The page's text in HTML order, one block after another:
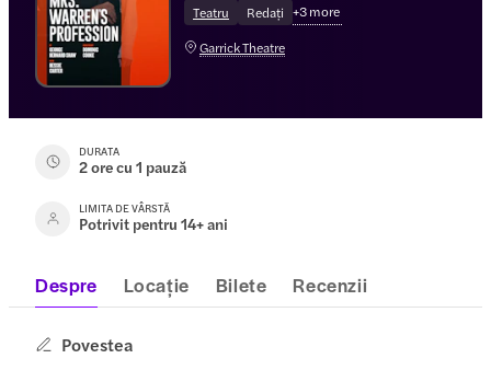
Teatru Redați +3more
Garrick Theatre
DURATA
2 ore cu 1 pauză
LIMITA DE VÂRSTĂ
Potrivit pentru 14+ ani
Despre Locație Bilete Recenzii
Povestea